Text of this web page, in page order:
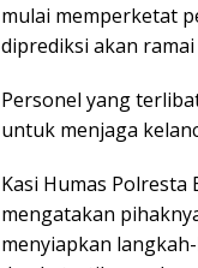
mulai memperketat
diprediksi akan
Personel yang
untuk menjaga
Kasi Humas Polresta
mengatakan
menyiapkan